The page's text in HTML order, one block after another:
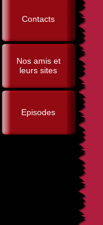
Contacts
Nos amis et
leurs sites
Episodes